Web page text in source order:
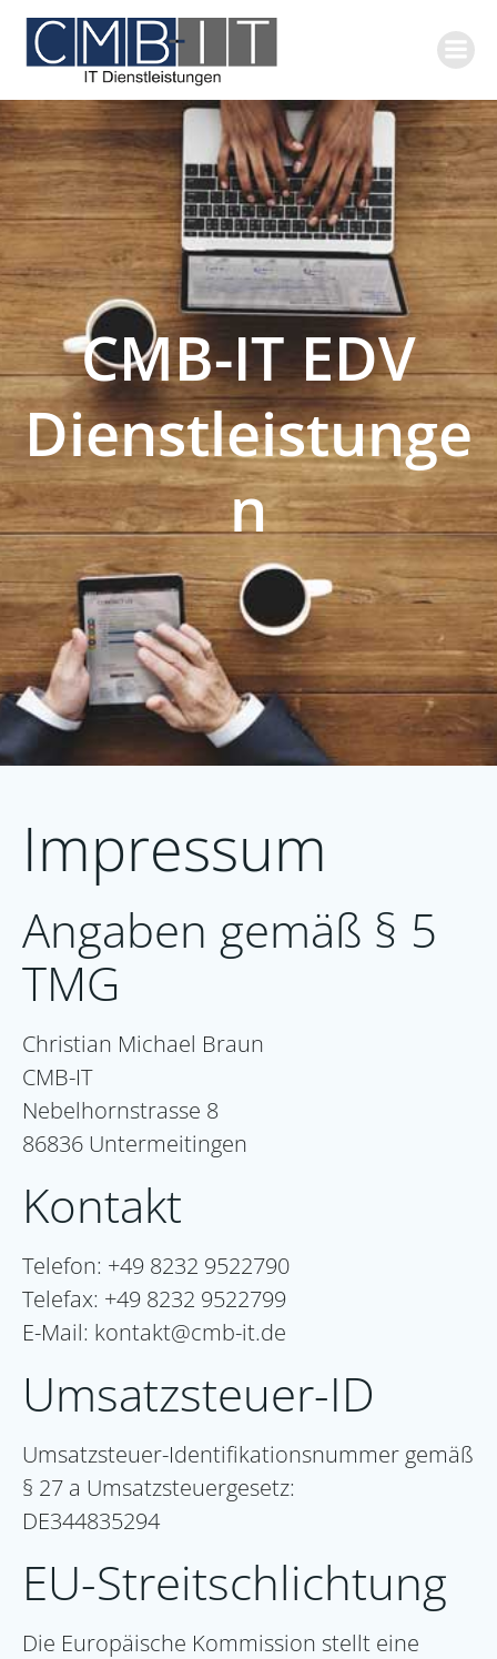
Zum
springen
CMB-IT EDV
Dienstleistunge
n
Impressum
Angaben gemäß § 5
TMG
Christian Michael Braun
CMB-IT
Nebelhornstrasse 8
86836 Untermeitingen
Kontakt
Telefon: +49 8232 9522790
Telefax: +49 8232 9522799
E-Mail: kontakt@cmb-it.de
Umsatzsteuer-ID
Umsatzsteuer-Identifikationsnummer gemäß
§ 27 a Umsatzsteuergesetz:
DE344835294
EU-Streitschlichtung
Die Europäische Kommission stellt eine